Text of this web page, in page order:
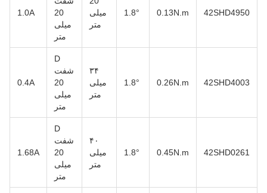
42SHD4950
0.13N.m
1.8°
میلی
متر
20
میلی
متر
1.0A
42SHD4003
0.26N.m
1.8°
۳۴
میلی
متر
D
شفت
20
میلی
متر
0.4A
42SHD0261
0.45N.m
1.8°
۴۰
میلی
متر
D
شفت
20
میلی
متر
1.68A